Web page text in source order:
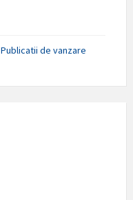
Publicatii de vanzare